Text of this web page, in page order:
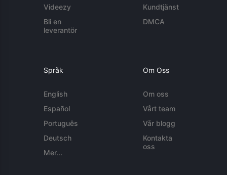
Videezy
Bli en
leverantör
Kundtjänst
DMCA
Språk
English
Español
Português
Deutsch
Mer...
Om Oss
Om oss
Vårt team
Vår blogg
Kontakta
oss